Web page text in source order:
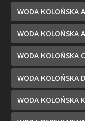
WODA KOLOŃSKA
WODA KOLOŃSKA
WODA KOLOŃSKA
WODA KOLOŃSKA
WODA KOLOŃSKA